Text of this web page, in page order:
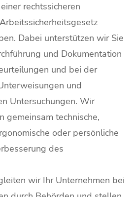
rechtssicheren
Dabei unterstützen wir Sie
und Dokumentation
und bei der
und
Untersuchungen. Wir
gemeinsam technische,
oder persönliche
des
wir Ihr Unternehmen bei